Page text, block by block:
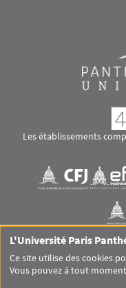
Les établissements
Visuel svgVisuel
RS footer
L'Université Paris
Ce site utilise des cookies
Vous pouvez à tout